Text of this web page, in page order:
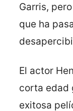
Garris,
que ha
El actor
corta edad
exitosa